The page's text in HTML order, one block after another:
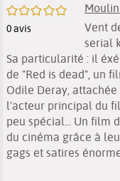
/5
0avis
Vent
serial
Sa particularité : il
de "Red is dead", un
Odile Deray,
l'acteur principal du
peu spécial... Un film
du cinéma grâce à
gags et satires